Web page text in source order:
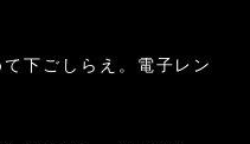
下ごしらえ。電子レン